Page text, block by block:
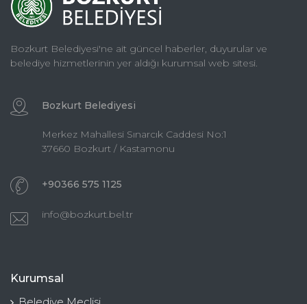
Bozkurt Belediyesi'ne ait güncel haberler, duyurular ve
belediye hizmetlerinin yer aldığı kurumsal web sitesi.
Bozkurt Belediyesi
Merkez Mahallesi Sınarcık Caddesi No:1
37660 Bozkurt / Kastamonu
+90366 575 1125
info@bozkurt.bel.tr
Kurumsal